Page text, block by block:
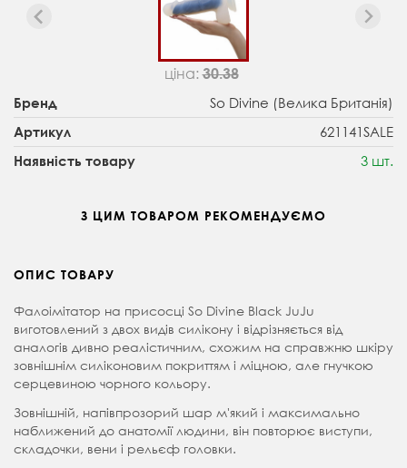
ціна:30.38
Бренд So Divine (Велика Британія)
Артикул 621141SALE
Наявність товару 3 шт.
З ЦИМ ТОВАРОМ РЕКОМЕНДУЄМО
ОПИС ТОВАРУ
Фалоімітатор на присосці So Divine Black JuJu
виготовлений з двох видів силікону і відрізняється від
аналогів дивно реалістичним, схожим на справжню шкіру
зовнішнім силіконовим покриттям і міцною, але гнучкою
серцевиною чорного кольору.
Зовнішній, напівпрозорий шар м'який і максимально
наближений до анатомії людини, він повторює виступи,
складочки, вени і рельєф головки.